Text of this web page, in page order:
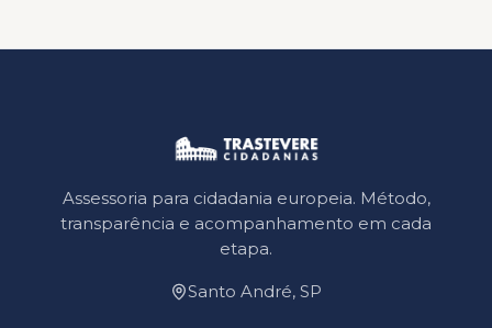
Assessoria para cidadania europeia. Método,
transparência e acompanhamento em cada
etapa.
Santo André, SP